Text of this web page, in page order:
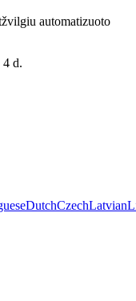
automatizuoto
4 d.
DutchCzechLatvian